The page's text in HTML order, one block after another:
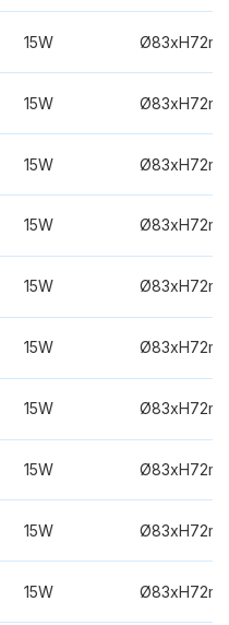
15W
15W
15W
15W
15W
15W
15W
15W
15W
15W